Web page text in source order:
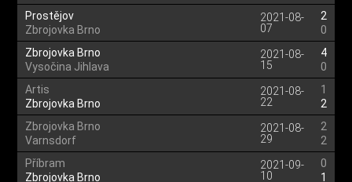
Prostějov
Zbrojovka Brno
2021-08-
07
2
0
Zbrojovka Brno
Vysočina Jihlava
2021-08-
15
4
0
Artis
Zbrojovka Brno
2021-08-
22
1
2
Zbrojovka Brno
Varnsdorf
2021-08-
29
2
2
Příbram
Zbrojovka Brno
2021-09-
10
0
1